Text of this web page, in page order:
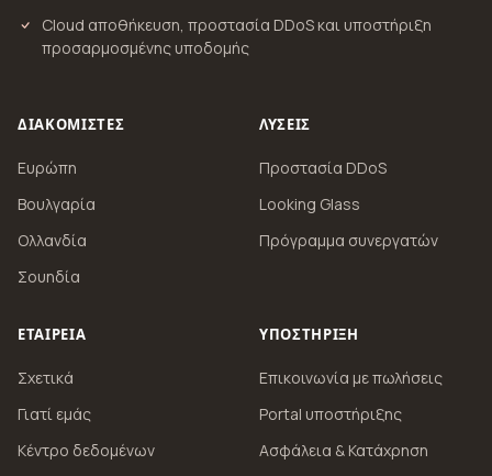
Cloud αποθήκευση, προστασία DDoS και υποστήριξη
προσαρμοσμένης υποδομής
ΔΙΑΚΟΜΙΣΤΈΣ
Ευρώπη
Βουλγαρία
Ολλανδία
Σουηδία
ΛΎΣΕΙΣ
Προστασία DDoS
Looking Glass
Πρόγραμμα συνεργατών
ΕΤΑΙΡΕΊΑ
Σχετικά
Γιατί εμάς
Κέντρο δεδομένων
ΥΠΟΣΤΉΡΙΞΗ
Επικοινωνία με πωλήσεις
Portal υποστήριξης
Ασφάλεια & Κατάχρηση